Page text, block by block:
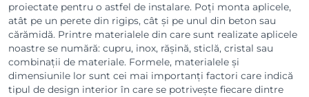
proiectate pentru o astfel de instalare. Poți monta aplicele,
atât pe un perete din rigips, cât și pe unul din beton sau
cărămidă. Printre materialele din care sunt realizate aplicele
noastre se numără: cupru, inox, rășină, sticlă, cristal sau
combinații de materiale. Formele, materialele și
dimensiunile lor sunt cei mai importanți factori care indică
tipul de design interior în care se potrivește fiecare dintre